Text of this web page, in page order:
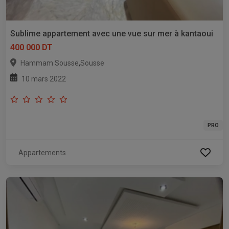
Sublime appartement avec une vue sur mer à kantaoui
400 000 DT
Hammam Sousse,Sousse
10 mars 2022
PRO
Appartements